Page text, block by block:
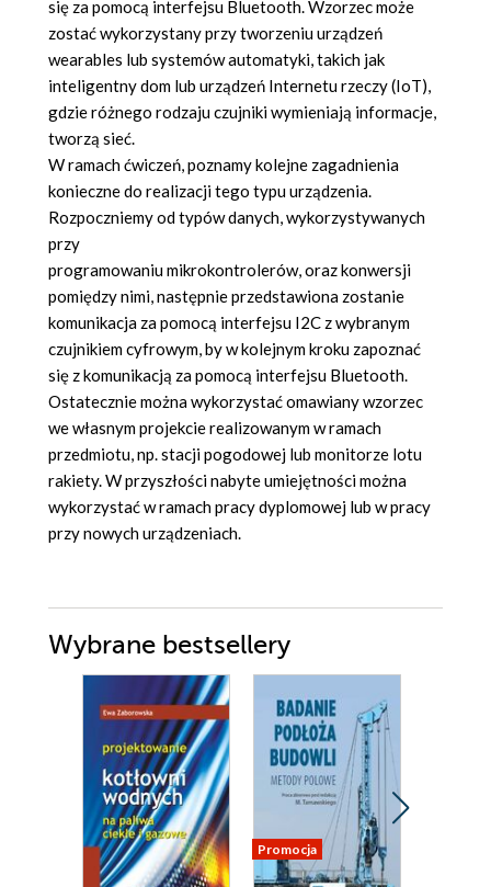
się za pomocą interfejsu Bluetooth. Wzorzec może
zostać wykorzystany przy tworzeniu urządzeń
wearables lub systemów automatyki, takich jak
inteligentny dom lub urządzeń Internetu rzeczy (IoT),
gdzie różnego rodzaju czujniki wymieniają informacje,
tworzą sieć.
W ramach ćwiczeń, poznamy kolejne zagadnienia
konieczne do realizacji tego typu urządzenia.
Rozpoczniemy od typów danych, wykorzystywanych
przy
programowaniu mikrokontrolerów, oraz konwersji
pomiędzy nimi, następnie przedstawiona zostanie
komunikacja za pomocą interfejsu I2C z wybranym
czujnikiem cyfrowym, by w kolejnym kroku zapoznać
się z komunikacją za pomocą interfejsu Bluetooth.
Ostatecznie można wykorzystać omawiany wzorzec
we własnym projekcie realizowanym w ramach
przedmiotu, np. stacji pogodowej lub monitorze lotu
rakiety. W przyszłości nabyte umiejętności można
wykorzystać w ramach pracy dyplomowej lub w pracy
przy nowych urządzeniach.
Wybrane bestsellery
Promocja